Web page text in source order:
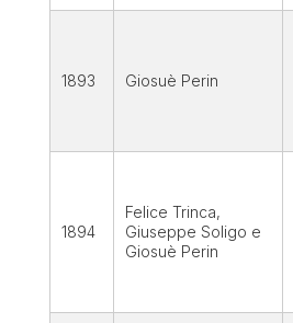
1893 Giosuè Perin
1894
Felice Trinca,
Giuseppe Soligo e
Giosuè Perin